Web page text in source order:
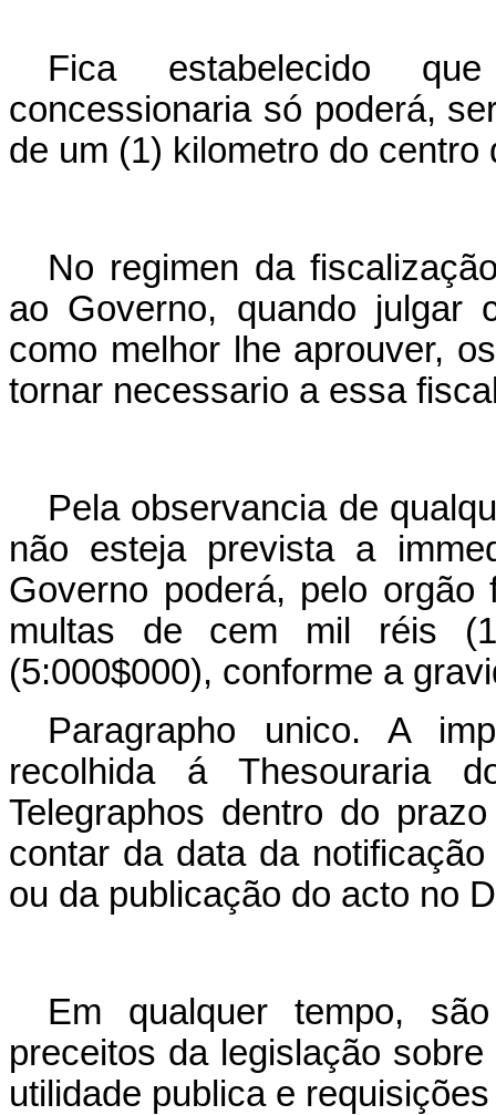
Fica estabelecido
concessionaria só poderá,
de um (1) kilometro do centro
No regimen da
ao Governo, quando julgar
como melhor lhe aprouver,
tornar necessario a essa
Pela observancia de
não esteja prevista a
Governo poderá, pelo orgão
multas de cem mil réis
(5:000$000), conforme a
Paragrapho unico. A
recolhida á Thesouraria
Telegraphos dentro do
contar da data da
ou da publicação do acto no
Em qualquer tempo,
preceitos da legislação
utilidade publica e